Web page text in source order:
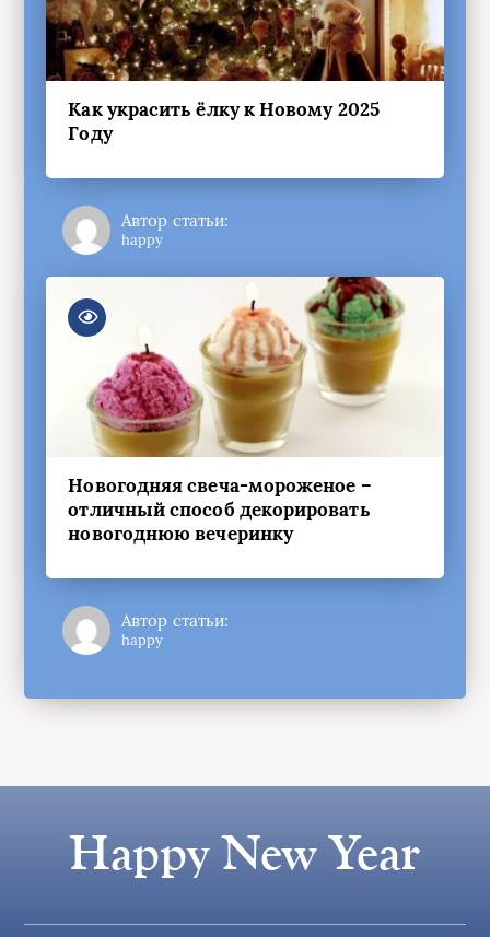
Как украсить ёлку к Новому 2025
Году
Автор статьи:
happy
Новогодняя свеча-мороженое –
отличный способ декорировать
новогоднюю вечеринку
Автор статьи:
happy
Happy New Year